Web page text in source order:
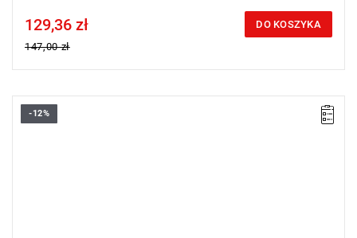
Price tax included
129,36 zł
147,00 zł
DO KOSZYKA
-12%